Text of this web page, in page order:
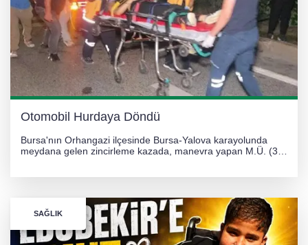
Otomobil Hurdaya Döndü
Bursa'nın Orhangazi ilçesinde Bursa-Yalova karayolunda
meydana gelen zincirleme kazada, manevra yapan M.Ü. (35)
SAĞLIK